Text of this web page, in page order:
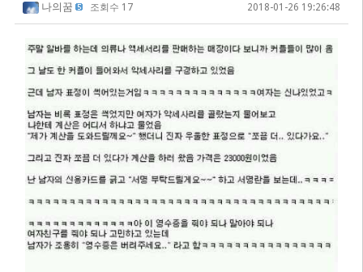
나의꿈 조회수 17 2018-01-26 19:26:48